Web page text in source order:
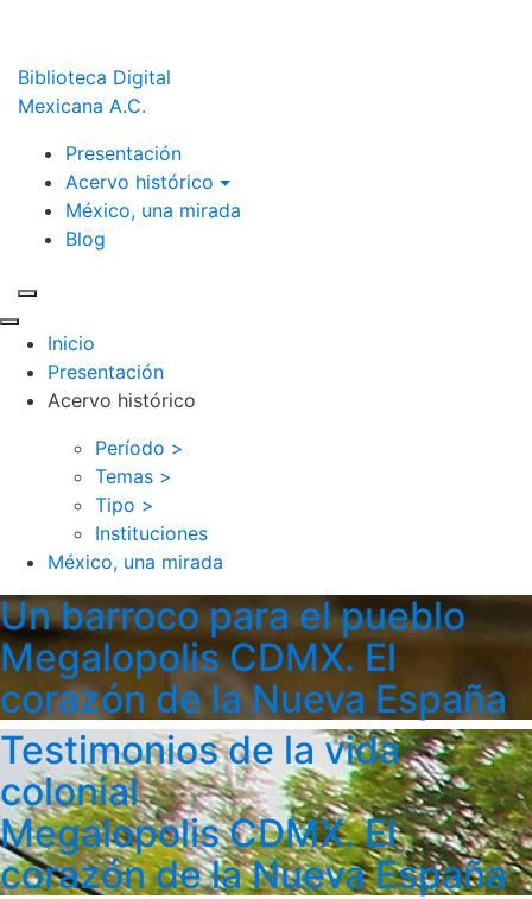
Biblioteca Digital
Mexicana A.C.
Presentación
Acervo histórico
México, una mirada
Blog
Inicio
Presentación
Acervo histórico
Período >
Temas >
Tipo >
Instituciones
México, una mirada
Un barroco para el pueblo
Megalopolis CDMX. El
corazón de la Nueva España
Testimonios de la vida
colonial
Megalopolis CDMX. El
corazón de la Nueva España